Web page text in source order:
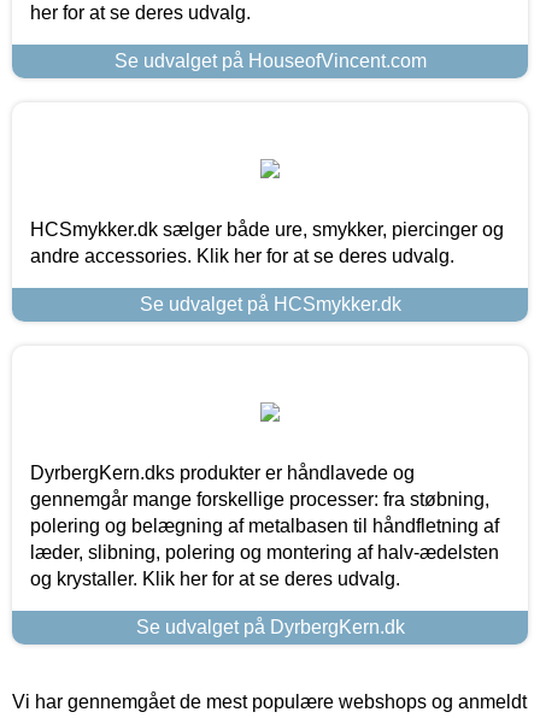
her for at se deres udvalg.
Se udvalget på HouseofVincent.com
HCSmykker.dk sælger både ure, smykker, piercinger og
andre accessories. Klik her for at se deres udvalg.
Se udvalget på HCSmykker.dk
DyrbergKern.dks produkter er håndlavede og
gennemgår mange forskellige processer: fra støbning,
polering og belægning af metalbasen til håndfletning af
læder, slibning, polering og montering af halv-ædelsten
og krystaller. Klik her for at se deres udvalg.
Se udvalget på DyrbergKern.dk
Vi har gennemgået de mest populære webshops og anmeldt